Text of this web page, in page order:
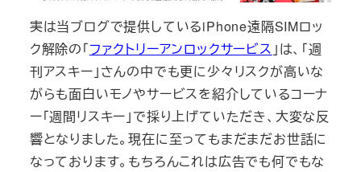
実は当ブログで提供しているiPhone遠隔SIMロッ
ク解除の「ファクトリーアンロックサービス 」は、「週
刊アスキー」さんの中でも更に少々リスクが高いな
がらも面白いモノやサービスを紹介しているコーナ
ー「週間リスキー」で採り上げていただき、大変な反
響となりました。現在に至ってもまだまだお世話に
なっております。もちろんこれは広告でも何でもな